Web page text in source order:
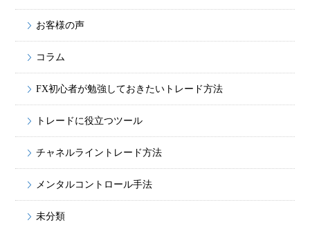
お客様の声
コラム
FX初心者が勉強しておきたいトレード方法
トレードに役立つツール
チャネルライントレード方法
メンタルコントロール手法
未分類